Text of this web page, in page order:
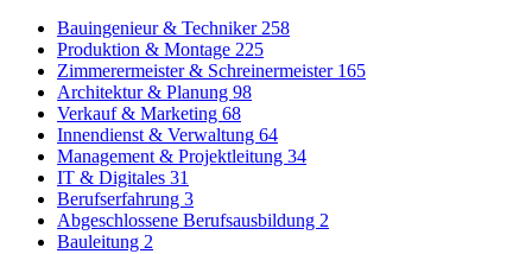
Bauingenieur & Techniker 258
Produktion & Montage 225
Zimmerermeister & Schreinermeister 165
Architektur & Planung 98
Verkauf & Marketing 68
Innendienst & Verwaltung 64
Management & Projektleitung 34
IT & Digitales 31
Berufserfahrung 3
Abgeschlossene Berufsausbildung 2
Bauleitung 2